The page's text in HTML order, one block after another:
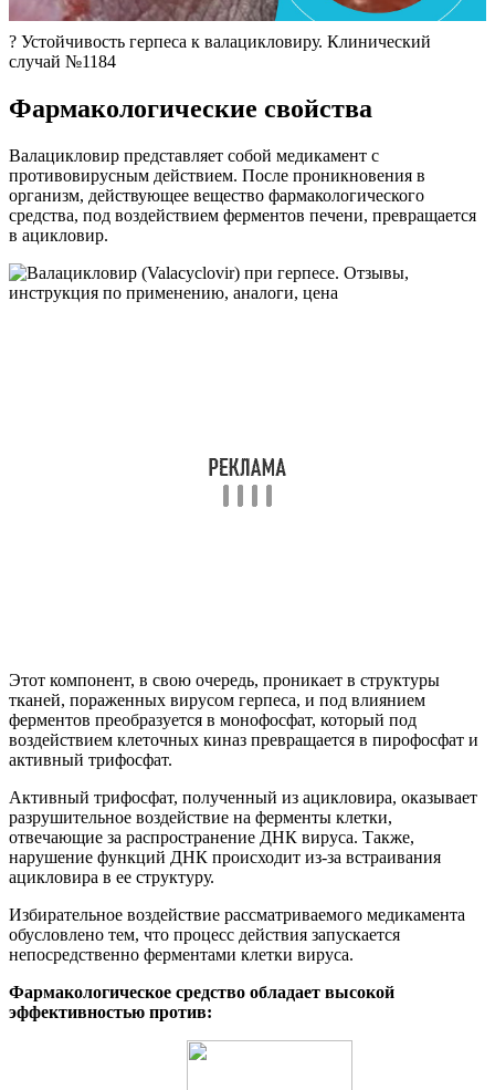
? Устойчивость герпеса к валацикловиру. Клинический
случай №1184
Фармакологические свойства
Валацикловир представляет собой медикамент с
противовирусным действием. После проникновения в
организм, действующее вещество фармакологического
средства, под воздействием ферментов печени, превращается
в ацикловир.
Этот компонент, в свою очередь, проникает в структуры
тканей, пораженных вирусом герпеса, и под влиянием
ферментов преобразуется в монофосфат, который под
воздействием клеточных киназ превращается в пирофосфат и
активный трифосфат.
Активный трифосфат, полученный из ацикловира, оказывает
разрушительное воздействие на ферменты клетки,
отвечающие за распространение ДНК вируса. Также,
нарушение функций ДНК происходит из-за встраивания
ацикловира в ее структуру.
Избирательное воздействие рассматриваемого медикамента
обусловлено тем, что процесс действия запускается
непосредственно ферментами клетки вируса.
Фармакологическое средство обладает высокой
эффективностью против: